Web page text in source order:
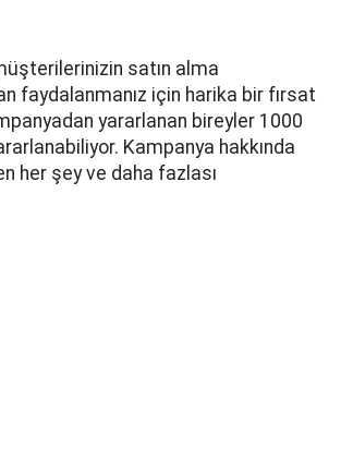
satın alma
faydalanmanız için harika bir fırsat
yararlanan bireyler 1000
Kampanya hakkında
her şey ve daha fazlası